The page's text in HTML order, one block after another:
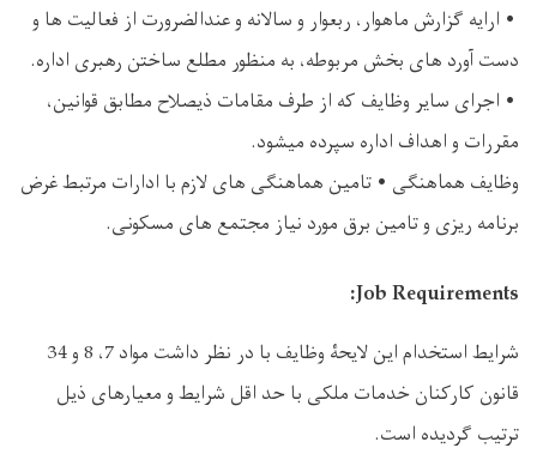
• ارایه گزارش ماهوار، ربعوار و سالانه و عندالضرورت از فعالیت ها و
دست آورد های بخش مربوطه، به منظور مطلع ساختن رهبری اداره.
• اجرای سایر وظایف که از طرف مقامات ذیصلاح مطابق قوانین،
مقررات و اهداف اداره سپرده میشود.
وظایف هماهنگی • تامین هماهنگی های لازم با ادارات مرتبط غرض
برنامه ریزی و تامین برق مورد نیاز مجتمع های مسکونی.
Job Requirements:
شرایط استخدام این لایحۀ وظایف با در نظر داشت مواد 7، 8 و 34
قانون کارکنان خدمات ملکی با حد اقل شرایط و معیارهای ذیل
ترتیب گردیده است.